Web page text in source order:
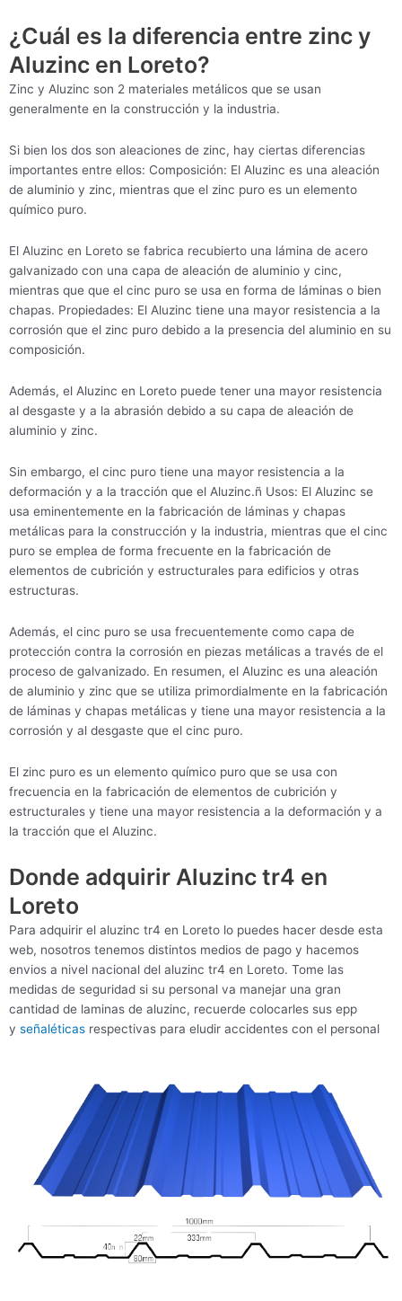
¿Cuál es la diferencia entre zinc y
Aluzinc en Loreto?
Zinc y Aluzinc son 2 materiales metálicos que se usan
generalmente en la construcción y la industria.
Si bien los dos son aleaciones de zinc, hay ciertas diferencias
importantes entre ellos: Composición: El Aluzinc es una aleación
de aluminio y zinc, mientras que el zinc puro es un elemento
químico puro.
El Aluzinc en Loreto se fabrica recubierto una lámina de acero
galvanizado con una capa de aleación de aluminio y cinc,
mientras que que el cinc puro se usa en forma de láminas o bien
chapas. Propiedades: El Aluzinc tiene una mayor resistencia a la
corrosión que el zinc puro debido a la presencia del aluminio en su
composición.
Además, el Aluzinc en Loreto puede tener una mayor resistencia
al desgaste y a la abrasión debido a su capa de aleación de
aluminio y zinc.
Sin embargo, el cinc puro tiene una mayor resistencia a la
deformación y a la tracción que el Aluzinc.ñ Usos: El Aluzinc se
usa eminentemente en la fabricación de láminas y chapas
metálicas para la construcción y la industria, mientras que el cinc
puro se emplea de forma frecuente en la fabricación de
elementos de cubrición y estructurales para edificios y otras
estructuras.
Además, el cinc puro se usa frecuentemente como capa de
protección contra la corrosión en piezas metálicas a través de el
proceso de galvanizado. En resumen, el Aluzinc es una aleación
de aluminio y zinc que se utiliza primordialmente en la fabricación
de láminas y chapas metálicas y tiene una mayor resistencia a la
corrosión y al desgaste que el cinc puro.
El zinc puro es un elemento químico puro que se usa con
frecuencia en la fabricación de elementos de cubrición y
estructurales y tiene una mayor resistencia a la deformación y a
la tracción que el Aluzinc.
Donde adquirir Aluzinc tr4 en
Loreto
Para adquirir el aluzinc tr4 en Loreto lo puedes hacer desde esta
web, nosotros tenemos distintos medios de pago y hacemos
envios a nivel nacional del aluzinc tr4 en Loreto. Tome las
medidas de seguridad si su personal va manejar una gran
cantidad de laminas de aluzinc, recuerde colocarles sus epp
y señaléticas respectivas para eludir accidentes con el personal